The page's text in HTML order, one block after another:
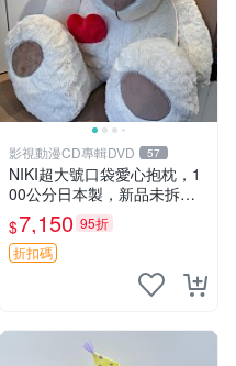
影視動漫CD專輯DVD 57
NIKI超大號口袋愛心抱枕，1
00公分日本製，新品未拆封
胖嘟嘟收藏推薦 愛心抱枕 日
本 抱枕
$7,150 95折
折扣碼